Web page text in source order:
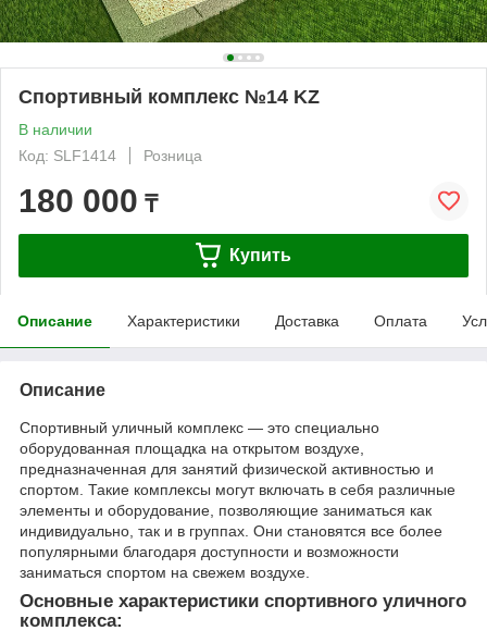
Спортивный комплекс №14 KZ
В наличии
Код: SLF1414
Розница
180 000 ₸
Купить
Описание Характеристики Доставка Оплата
Описание
Спортивный уличный комплекс — это специально
оборудованная площадка на открытом воздухе,
предназначенная для занятий физической активностью и
спортом. Такие комплексы могут включать в себя различные
элементы и оборудование, позволяющие заниматься как
индивидуально, так и в группах. Они становятся все более
популярными благодаря доступности и возможности
заниматься спортом на свежем воздухе.
Основные характеристики спортивного уличного
комплекса: